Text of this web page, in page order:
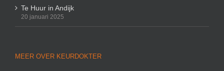
Te Huur in Andijk
20 januari 2025
MEER OVER KEURDOKTER